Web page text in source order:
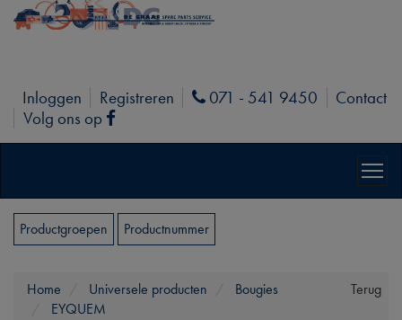
Inloggen Registreren Phone
071 - 541 9450
Contact
Volg ons op
Facebook
Productgroepen Productnummer
Terug
Home Universele producten
Bougies
EYQUEM